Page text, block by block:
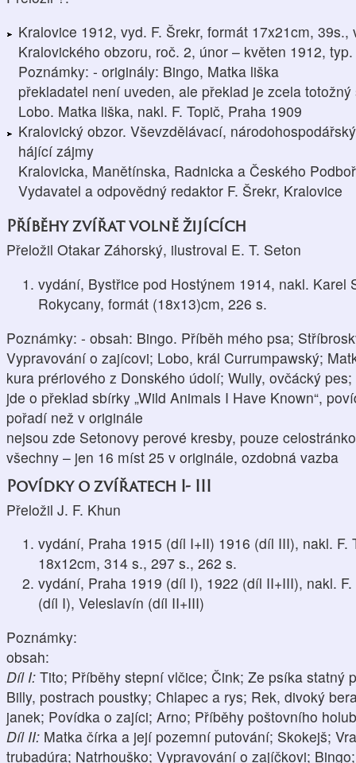
Kralovice 1912, vyd. F. Šrekr, formát 17x21cm,
Kralovického obzoru, roč. 2, únor – květen 1912,
Poznámky: - originály: Bingo, Matka liška
překladatel není uveden, ale překlad je zcela
Lobo. Matka liška, nakl. F. Topič, Praha 1909
Kralovický obzor. Vševzdělávací,
hájící zájmy
Kralovicka, Manětínska, Radnicka a Českého
Vydavatel a odpovědný redaktor F. Šrekr, Kralovice
Příběhy zvířat volně žijících
Přeložil Otakar Záhorský, ilustroval E. T. Seton
vydání, Bystřice pod Hostýnem 1914, nakl. Karel
Rokycany, formát (18x13)cm, 226 s.
Poznámky: - obsah: Bingo. Příběh mého psa;
Vypravování o zajícovi; Lobo, král Currumpawský;
kura prériového z Donského údolí; Wully, ovčácký
jde o překlad sbírky „Wild Animals I Have Known“,
pořadí než v originále
nejsou zde Setonovy perové kresby, pouze
všechny – jen 16 míst 25 v originále, ozdobná vazba
Povídky o zvířatech I- III
Přeložil J. F. Khun
vydání, Praha 1915 (díl I+II) 1916 (díl III), nakl. F.
18x12cm, 314 s., 297 s., 262 s.
vydání, Praha 1919 (díl I), 1922 (díl II+III), nakl.
(díl I), Veleslavín (díl II+III)
Poznámky:
obsah:
Díl I: Tito; Příběhy stepní vlčice; Čink; Ze psíka statný
Billy, postrach poustky; Chlapec a rys; Rek, divoký
janek; Povídka o zajíci; Arno; Příběhy poštovního
Díl II: Matka čírka a její pozemní putování; Skokejš;
trubadúra; Natrhouško; Vypravování o zajíčkovi;